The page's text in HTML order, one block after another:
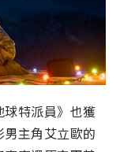
特派員》也獲
主角艾立歐的